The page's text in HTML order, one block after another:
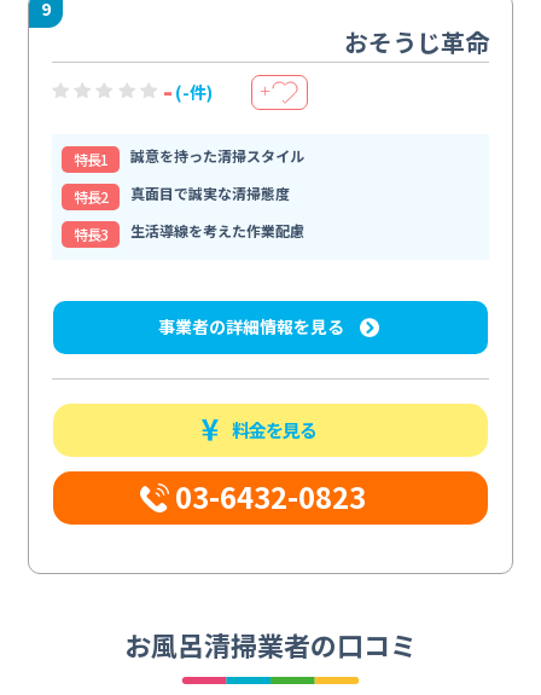
9
おそうじ革命
- (-件) ＋
特⻑1
誠意を持った清掃スタイル
特⻑2
真面目で誠実な清掃態度
特⻑3
生活導線を考えた作業配慮
事業者の詳細情報を見る
料金を見る
03-6432-0823
お風呂清掃業者の口コミ